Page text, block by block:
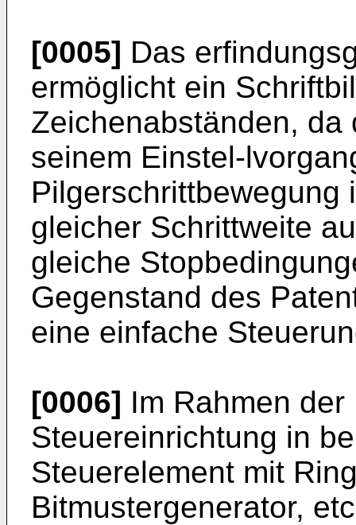
[0005] Das
ermöglicht ein
Zeichenabständen, da
seinem Einstel-
Pilgerschrittbewegung
gleicher Schrittweite
gleiche
Gegenstand des
eine einfache
[0006] Im Rahmen
Steuereinrichtung in
Steuerelement mit
Bitmustergenerator,